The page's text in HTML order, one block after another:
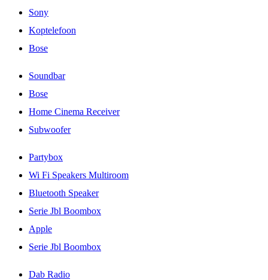
Sony
Koptelefoon
Bose
Soundbar
Bose
Home Cinema Receiver
Subwoofer
Partybox
Wi Fi Speakers Multiroom
Bluetooth Speaker
Serie Jbl Boombox
Apple
Serie Jbl Boombox
Dab Radio